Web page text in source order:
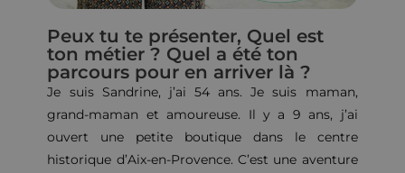
Peux tu te présenter, Quel est
ton métier ? Quel a été ton
parcours pour en arriver là ?
Je suis Sandrine, j’ai 54 ans. Je suis maman,
grand-maman et amoureuse. Il y a 9 ans, j’ai
ouvert une petite boutique dans le centre
historique d’Aix-en-Provence. C’est une aventure